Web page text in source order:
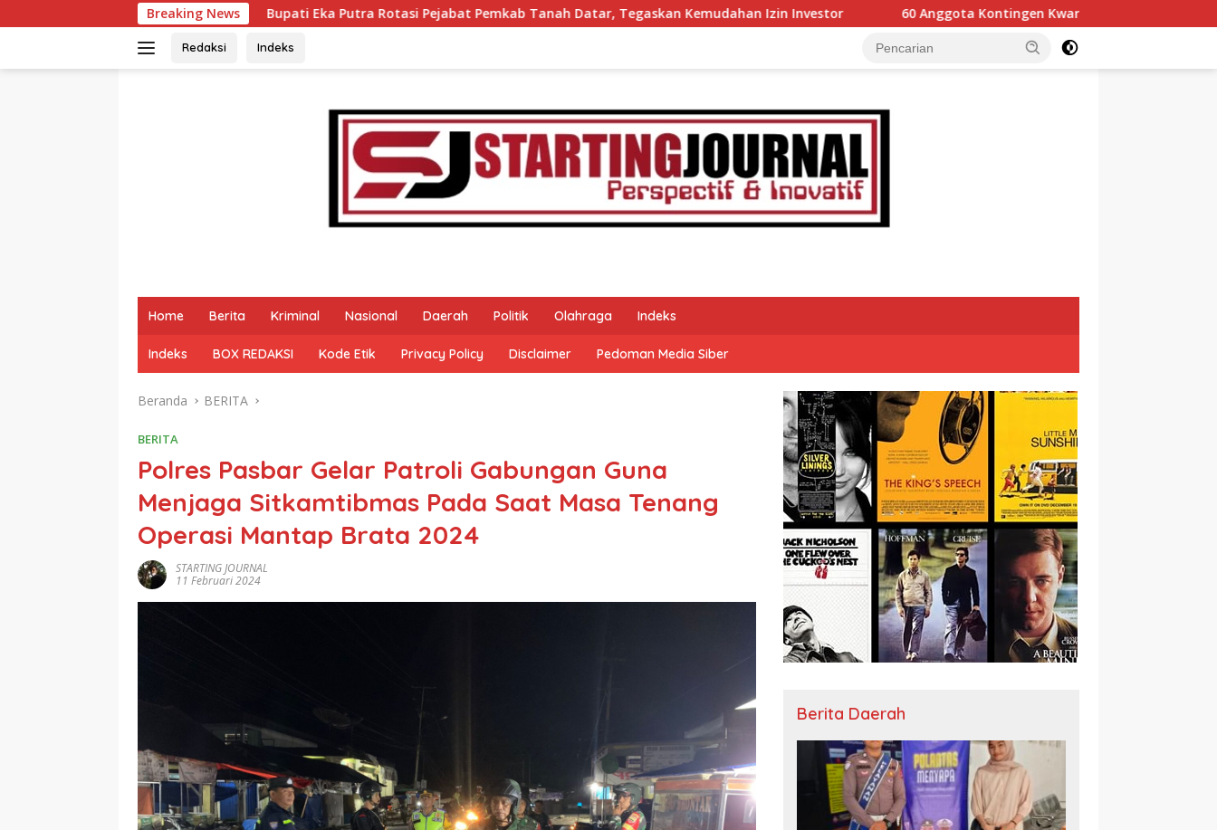
ke
Breaking News
Bupati Eka Putra Rotasi Pejabat Pemkab Tanah Datar, Tegaskan Kemudahan Izin Investor 60 Anggota Kontingen Kwarcab 0304 Gerakan Pramuka Tanah Datar
Redaksi Indeks
Home Berita Kriminal Nasional Daerah Politik Olahraga Indeks
Indeks BOX REDAKSI Kode Etik Privacy Policy Disclaimer Pedoman Media Siber
Beranda BERITA
BERITA
Polres Pasbar Gelar Patroli Gabungan Guna
Menjaga Sitkamtibmas Pada Saat Masa Tenang
Operasi Mantap Brata 2024
STARTING JOURNAL
11 Februari 2024
Berita Daerah